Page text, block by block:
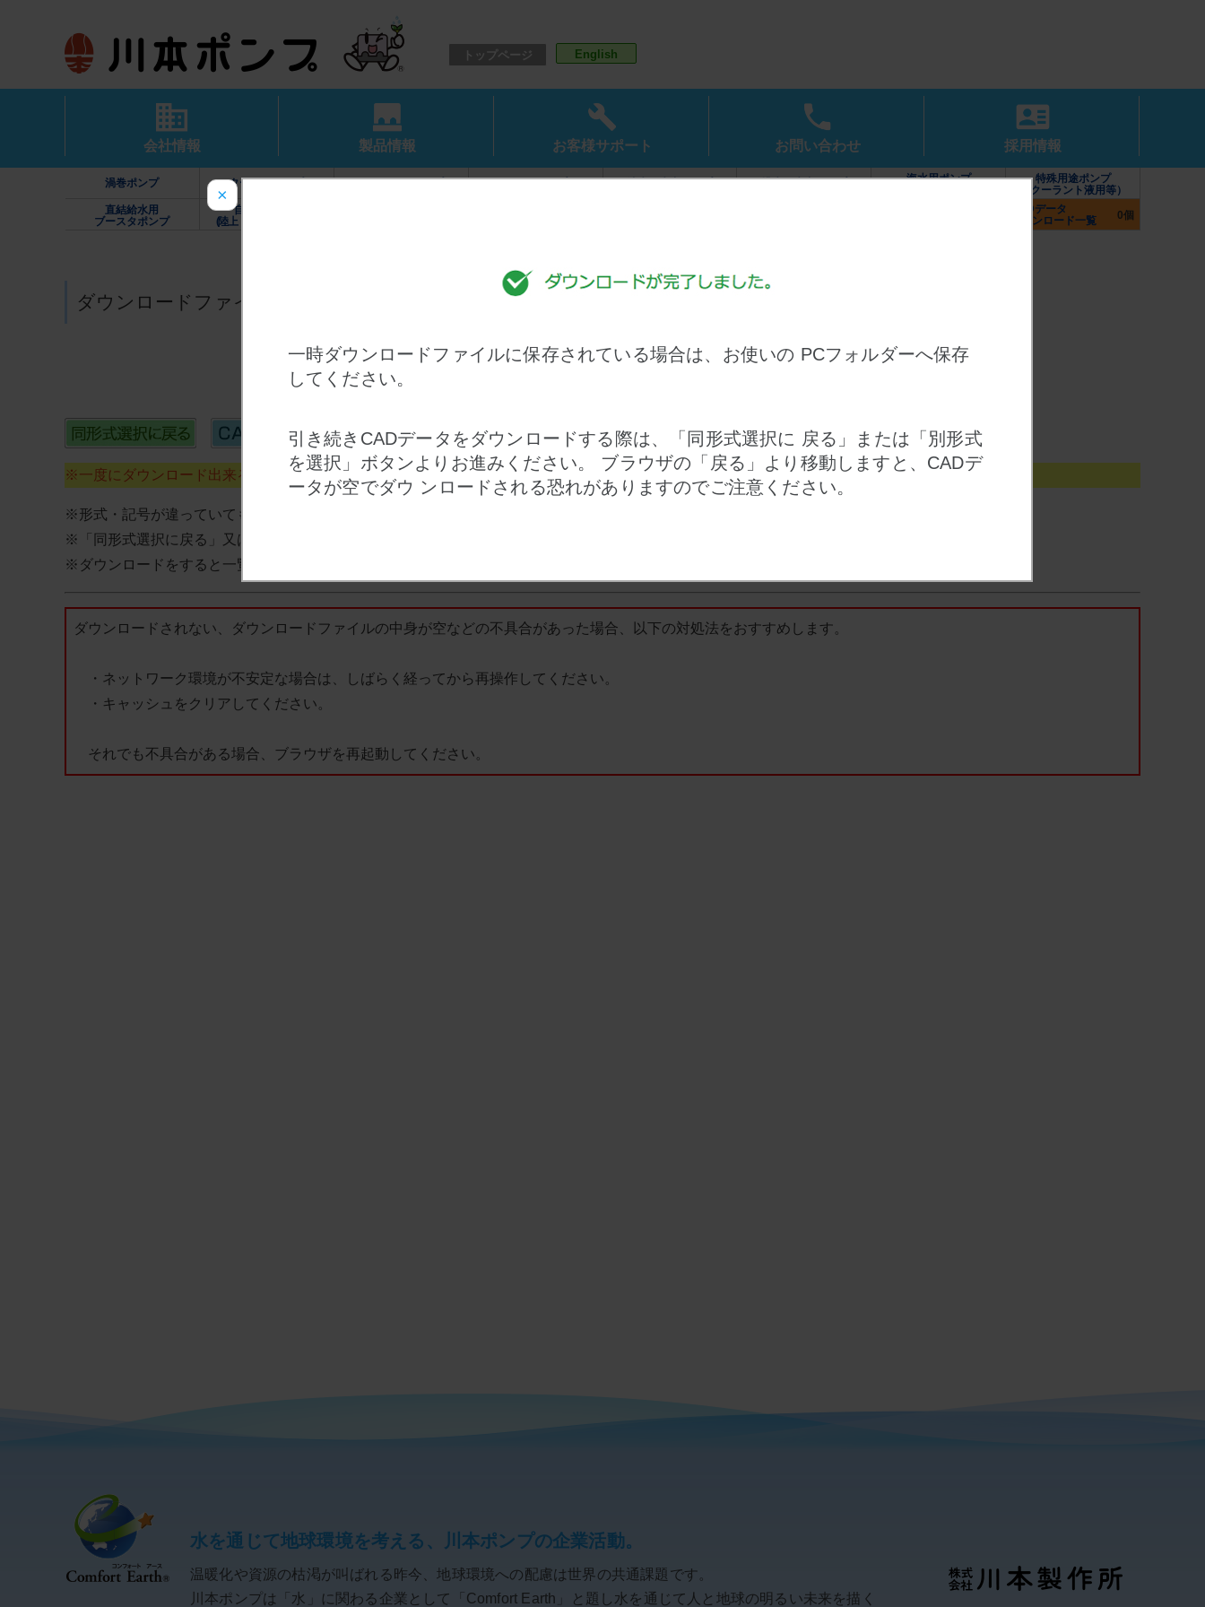
トップページ English
会社情報 製品情報 お客様サポート お問い合わせ 採用情報
渦巻ポンプ タービンポンプ カスケードポンプ オイルポンプ 清水用水中ポンプ 排水用水中ポンプ
海水用ポンプ
特殊用途ポンプ
（クーラント液用等）
直結給水用
ブースタポンプ
自動給水装置
(陸上・水中・高架水槽)
CADデータ
ダウンロード一覧
0個
ダウンロードファイル一覧
※一度にダウンロード出来るのは最大100個までです。
※形式・記号が違っていても同一データの場合は１データのみのダウンロードになります。
※「同形式選択に戻る」又は「別形式を選択」ボタンを押してもリストは保持されます。
※ダウンロードをすると一覧データはリセットされます。また、ブラウザを閉じたり一定時間が経過した場合もリセットされます。
ダウンロードされない、ダウンロードファイルの中身が空などの不具合があった場合、以下の対処法をおすすめします。
・ネットワーク環境が不安定な場合は、しばらく経ってから再操作してください。
・キャッシュをクリアしてください。
それでも不具合がある場合、ブラウザを再起動してください。
水を通じて地球環境を考える、川本ポンプの企業活動。
温暖化や資源の枯渇が叫ばれる昨今、地球環境への配慮は世界の共通課題です。
川本ポンプは「水」に関わる企業として「Comfort Earth」と題し水を通じて人と地球の明るい未来を描く
×
一時ダウンロードファイルに保存されている場合は、お使いの PCフォルダーへ保存
してください。
引き続きCADデータをダウンロードする際は、「同形式選択に 戻る」または「別形式
を選択」ボタンよりお進みください。 ブラウザの「戻る」より移動しますと、CADデ
ータが空でダウ ンロードされる恐れがありますのでご注意ください。